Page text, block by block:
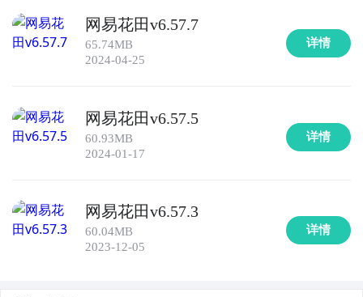
论电影话题，并寻找电影伙伴。
10. 《闺蜜社区》- 闺蜜社区是一个以女性社交为主题的
经验，与其他女性用户交流和互动。
网易花田v6.57.7
65.74MB
2024-04-25
详情
网易花田v6.57.5
60.93MB
2024-01-17
详情
网易花田v6.57.3
60.04MB
2023-12-05
详情